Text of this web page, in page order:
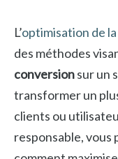
L’optimisation de
des méthodes
conversionsur un
transformer un
clients ou
responsable, vous